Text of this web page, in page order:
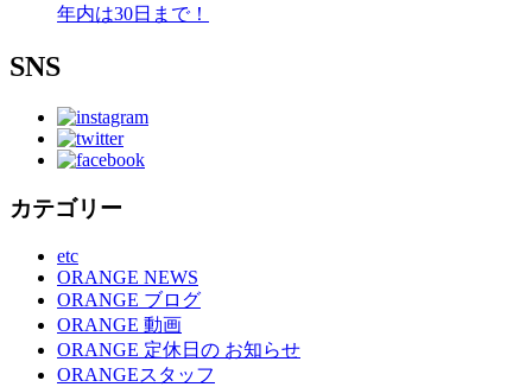
年内は30日まで！
SNS
カテゴリー
etc
ORANGE NEWS
ORANGE ブログ
ORANGE 動画
ORANGE 定休日の お知らせ
ORANGEスタッフ